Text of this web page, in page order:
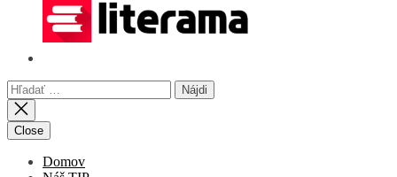
Hľadať:
Close
Domov